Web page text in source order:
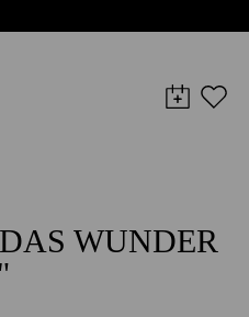
WUNDER